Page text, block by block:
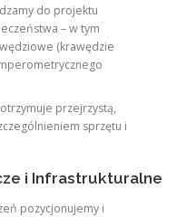
do projektu
– w tym
(krawędzie
przejrzystą,
sprzętu i
i Infrastrukturalne
pozycjonujemy i